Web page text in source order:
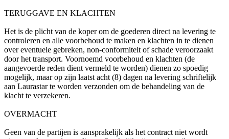
TERUGGAVE EN KLACHTEN
Het is de plicht van de koper om de goederen direct na levering te
controleren en alle voorbehoud te maken en klachten in te dienen
over eventuele gebreken, non-conformiteit of schade veroorzaakt
door het transport. Voornoemd voorbehoud en klachten (de
aangevoerde reden dient vermeld te worden) dienen zo spoedig
mogelijk, maar op zijn laatst acht (8) dagen na levering schriftelijk
aan Laurastar te worden verzonden om de behandeling van de
klacht te verzekeren.
OVERMACHT
Geen van de partijen is aansprakelijk als het contract niet wordt